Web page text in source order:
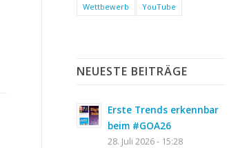
Wettbewerb
YouTube
NEUESTE BEITRÄGE
Erste Trends erkennbar
beim #GOA26
28. Juli 2026 - 15:28